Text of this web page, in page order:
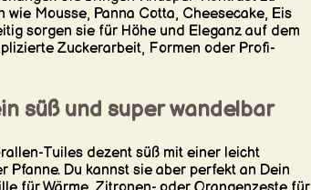
wie Mousse, Panna Cotta, Cheesecake, Eis
sorgen sie für Höhe und Eleganz auf dem
Zuckerarbeit, Formen oder Profi-
süß und super wandelbar
Tuiles dezent süß mit einer leicht
Pfanne. Du kannst sie aber perfekt an Dein